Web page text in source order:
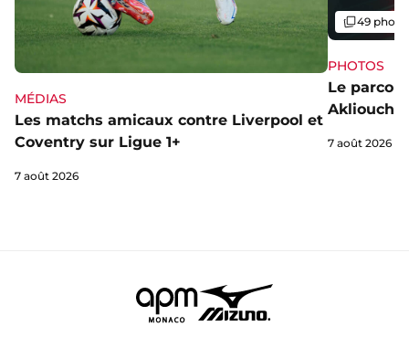
MÉDIAS
Les matchs amicaux contre Liverpool et
Coventry sur Ligue 1+
7 août 2026
PHOTOS
Le
Akliouche
Galerie
49
7 août 2026